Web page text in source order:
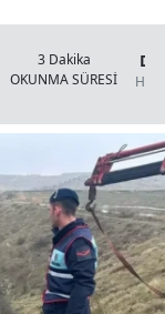
3 Dakika
OKUNMA SÜRESİ